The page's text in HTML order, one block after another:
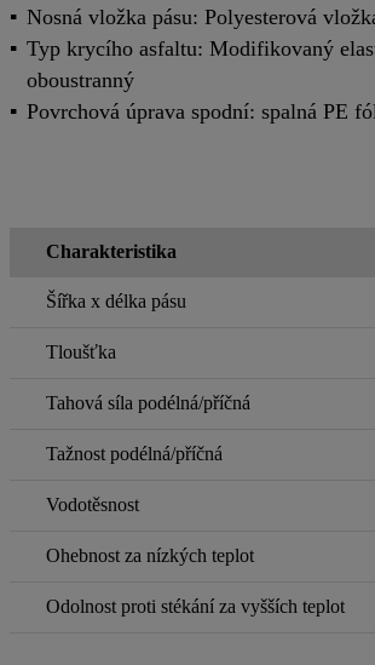
Nosná vložka pásu: Polyesterová
Typ krycího asfaltu: Modifikovaný
oboustranný
Povrchová úprava spodní: spalná PE
Charakteristika
Šířka x délka pásu
Tloušťka
Tahová síla podélná/příčná
Tažnost podélná/příčná
Vodotěsnost
Ohebnost za nízkých teplot
Odolnost proti stékání za vyšších teplot